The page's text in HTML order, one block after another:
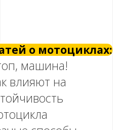
о мотоциклах:
машина!
влияют на